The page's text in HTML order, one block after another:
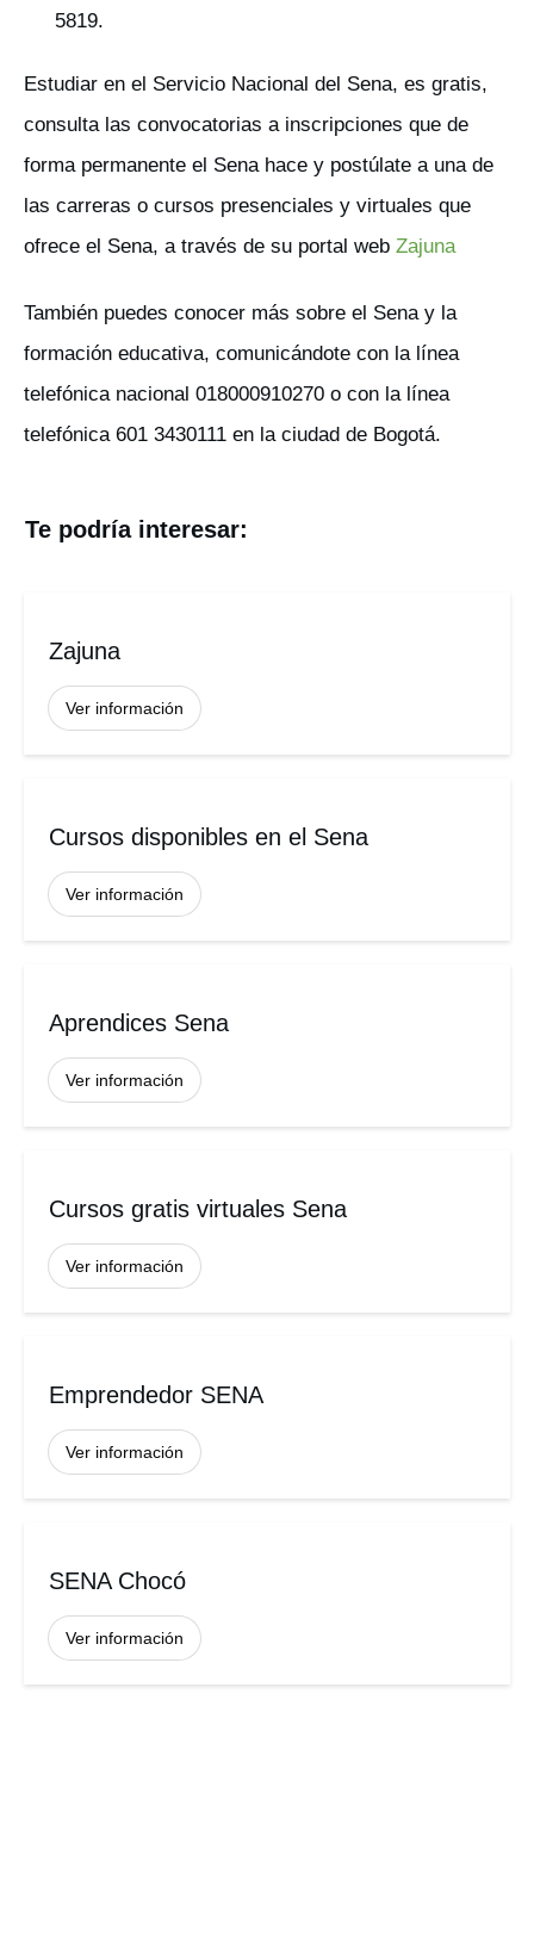
5819.
Estudiar en el Servicio Nacional del Sena, es gratis,
consulta las convocatorias a inscripciones que de
forma permanente el Sena hace y postúlate a una de
las carreras o cursos presenciales y virtuales que
ofrece el Sena, a través de su portal web Zajuna
También puedes conocer más sobre el Sena y la
formación educativa, comunicándote con la línea
telefónica nacional 018000910270 o con la línea
telefónica 601 3430111 en la ciudad de Bogotá.
Te podría interesar:
Zajuna
Ver información
Cursos disponibles en el Sena
Ver información
Aprendices Sena
Ver información
Cursos gratis virtuales Sena
Ver información
Emprendedor SENA
Ver información
SENA Chocó
Ver información